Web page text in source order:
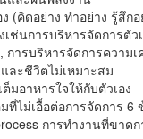
(คิดอย่าง ทำอย่าง รู้สึก
ช่นการบริหารจัดการตัว
ารบริหารจัดการความเ
ละชีวิตไม่เหมาะสม
มอาหารใจให้กับตัวเอง
ที่ไม่เอื้อต่อการจัดการ
การทำงานที่ขาดก